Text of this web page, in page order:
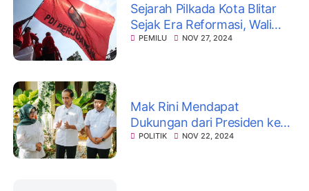
Sejarah Pilkada Kota Blitar
Sejak Era Reformasi, Wali
Kota Selalu dari PDI-P
PEMILU NOV 27, 2024
Mak Rini Mendapat
Dukungan dari Presiden ke-7
Joko Widodo
POLITIK NOV 22, 2024